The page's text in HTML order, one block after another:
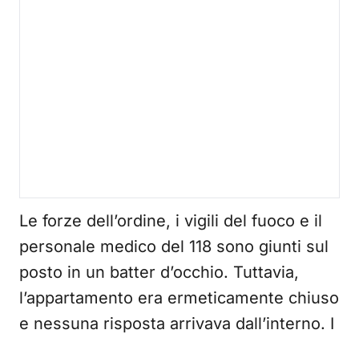
Le forze dell’ordine, i vigili del fuoco e il
personale medico del 118 sono giunti sul
posto in un batter d’occhio. Tuttavia,
l’appartamento era ermeticamente chiuso
e nessuna risposta arrivava dall’interno. I